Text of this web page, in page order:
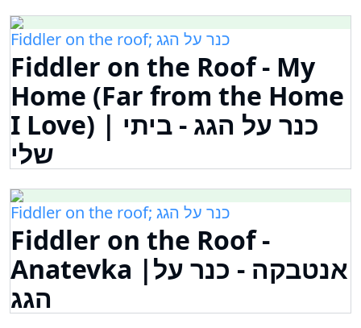
Fiddler on the roof; כנר על הגג
Fiddler on the Roof - My
Home (Far from the Home
I Love) | כנר על הגג - ביתי
שלי
Fiddler on the roof; כנר על הגג
Fiddler on the Roof -
Anatevka |אנטבקה - כנר על
הגג